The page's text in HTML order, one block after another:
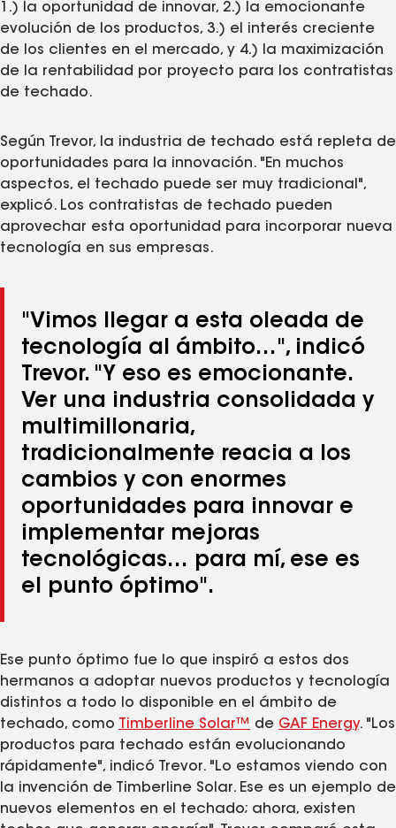
1.) la oportunidad de innovar, 2.) la emocionante
evolución de los productos, 3.) el interés creciente
de los clientes en el mercado, y 4.) la maximización
de la rentabilidad por proyecto para los contratistas
de techado.
Según Trevor, la industria de techado está repleta de
oportunidades para la innovación. "En muchos
aspectos, el techado puede ser muy tradicional",
explicó. Los contratistas de techado pueden
aprovechar esta oportunidad para incorporar nueva
tecnología en sus empresas.
"Vimos llegar a esta oleada de
tecnología al ámbito…", indicó
Trevor. "Y eso es emocionante.
Ver una industria consolidada y
multimillonaria,
tradicionalmente reacia a los
cambios y con enormes
oportunidades para innovar e
implementar mejoras
tecnológicas… para mí, ese es
el punto óptimo".
Ese punto óptimo fue lo que inspiró a estos dos
hermanos a adoptar nuevos productos y tecnología
distintos a todo lo disponible en el ámbito de
techado, como Timberline Solar™ de GAF Energy. "Los
productos para techado están evolucionando
rápidamente", indicó Trevor. "Lo estamos viendo con
la invención de Timberline Solar. Ese es un ejemplo de
nuevos elementos en el techado; ahora, existen